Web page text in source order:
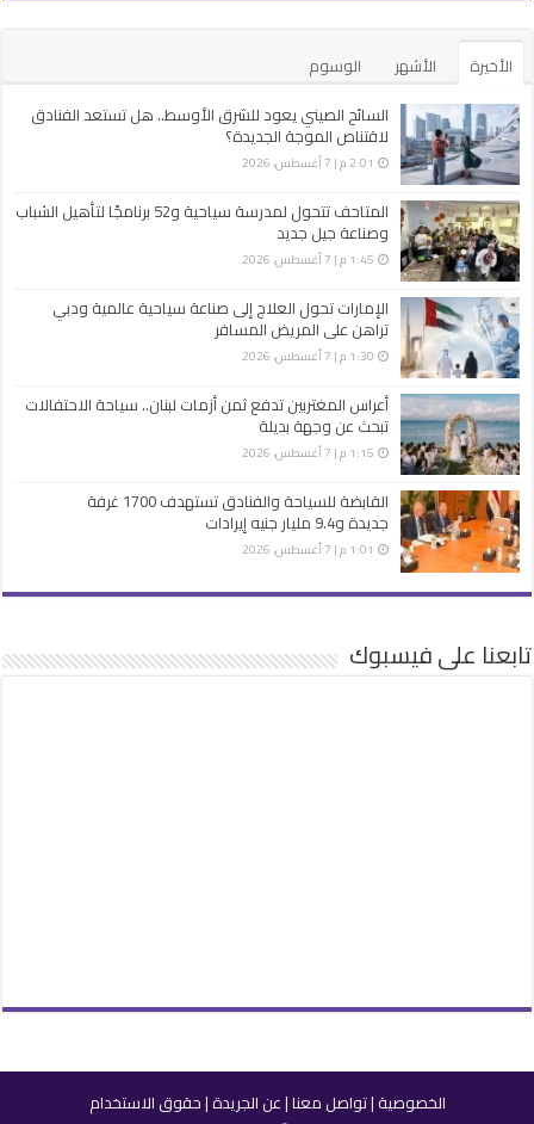
الأخيرة الأشهر
الوسوم
السائح الصيني يعود للشرق الأوسط.. هل تستعد الفنادق
لاقتناص الموجة الجديدة؟
2:01 م | 7 أغسطس، 2026
المتاحف تتحول لمدرسة سياحية و52 برنامجًا لتأهيل الشباب
وصناعة جيل جديد
1:45 م | 7 أغسطس، 2026
الإمارات تحول العلاج إلى صناعة سياحية عالمية ودبي
تراهن على المريض المسافر
1:30 م | 7 أغسطس، 2026
أعراس المغتربين تدفع ثمن أزمات لبنان.. سياحة الاحتفالات
تبحث عن وجهة بديلة
1:15 م | 7 أغسطس، 2026
القابضة للسياحة والفنادق تستهدف 1700 غرفة
جديدة و9.4 مليار جنيه إيرادات
1:01 م | 7 أغسطس، 2026
تابعنا على فيسبوك
الخصوصية |تواصل معنا |عن الجريدة |حقوق الاستخدام